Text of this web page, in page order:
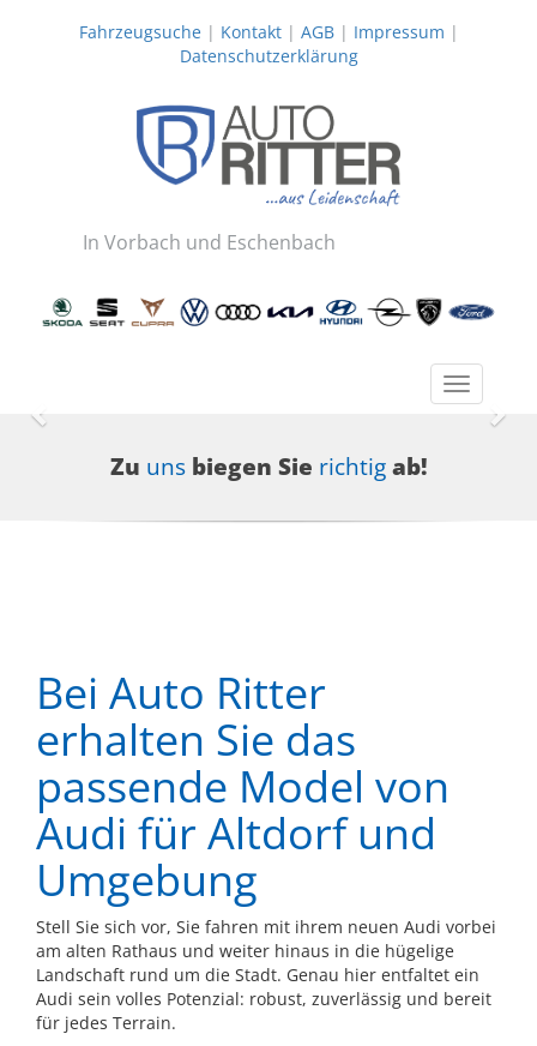
Fahrzeugsuche| Kontakt| AGB| Impressum |
Datenschutzerklärung
In Vorbach und Eschenbach
Toggle
Zurück
Zu unsbiegen Sie richtigab!
Bei Auto Ritter
erhalten Sie das
passende Model von
Audi für Altdorf und
Umgebung
Stell Sie sich vor, Sie fahren mit ihrem neuen Audi vorbei
am alten Rathaus und weiter hinaus in die hügelige
Landschaft rund um die Stadt. Genau hier entfaltet ein
Audi sein volles Potenzial: robust, zuverlässig und bereit
für jedes Terrain.